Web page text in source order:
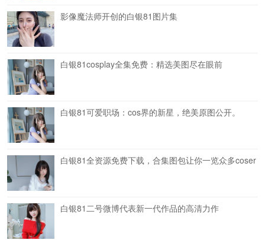
影像魔法师开创的白银81图片集
白银81cosplay全集免费：精选美图尽在眼前
白银81可爱职场：cos界的新星，绝美原图公开。
白银81全资源免费下载，合集图包让你一览众多coser
白银81二号微博代表新一代作品的高清力作